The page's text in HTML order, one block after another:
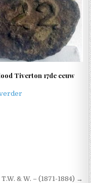
Tiverton 17de eeuw
& W. – (1871-1884) →